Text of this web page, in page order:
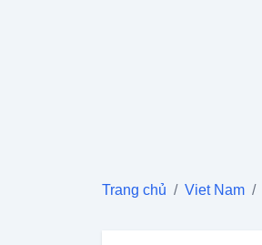
Trang chủ / Viet Nam /